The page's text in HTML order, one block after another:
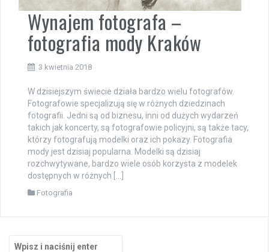
Wynajem fotografa –
fotografia mody Kraków
3 kwietnia 2018
W dzisiejszym świecie działa bardzo wielu fotografów.
Fotografowie specjalizują się w różnych dziedzinach
fotografii. Jedni są od biznesu, inni od dużych wydarzeń
takich jak koncerty, są fotografowie policyjni, są także tacy,
którzy fotografują modelki oraz ich pokazy. Fotografia
mody jest dzisiaj popularna. Modelki są dzisiaj
rozchwytywane, bardzo wiele osób korzysta z modelek
dostępnych w różnych […]
Fotografia